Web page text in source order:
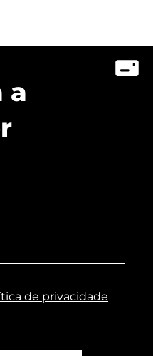
a
de privacidade